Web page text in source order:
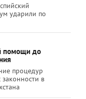
ударили по
помощи до
процедур
в